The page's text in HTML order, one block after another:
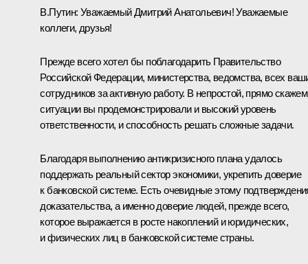
В.Путин: Уважаемый Дмитрий Анатольевич! Уважаемые
коллеги, друзья!
Прежде всего хотел бы поблагодарить Правительство
Российской Федерации, министерства, ведомства, всех
сотрудников за активную работу. В непростой, прямо
ситуации вы продемонстрировали и высокий уровень
ответственности, и способность решать сложные задачи.
Благодаря выполнению антикризисного плана удалось
поддержать реальный сектор экономики, укрепить доверие
к банковской системе. Есть очевидные этому
доказательства, а именно доверие людей, прежде всего,
которое выражается в росте накоплений и юридических,
и физических лиц в банковской системе страны.